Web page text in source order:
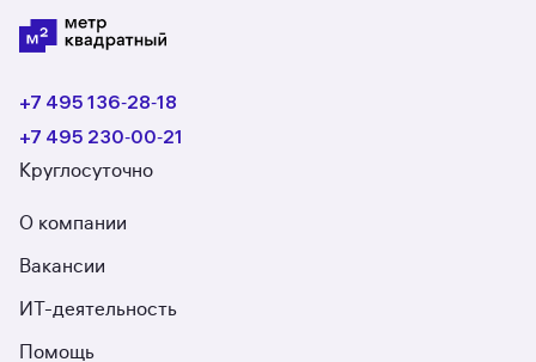
+7 495 136‑28‑18
+7 495 230‑00‑21
Круглосуточно
О компании
Вакансии
ИТ-деятельность
Помощь